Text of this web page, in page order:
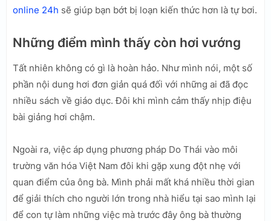
online 24h sẽ giúp bạn bớt bị loạn kiến thức hơn là tự bơi.
Những điểm mình thấy còn hơi vướng
Tất nhiên không có gì là hoàn hảo. Như mình nói, một số
phần nội dung hơi đơn giản quá đối với những ai đã đọc
nhiều sách về giáo dục. Đôi khi mình cảm thấy nhịp điệu
bài giảng hơi chậm.
Ngoài ra, việc áp dụng phương pháp Do Thái vào môi
trường văn hóa Việt Nam đôi khi gặp xung đột nhẹ với
quan điểm của ông bà. Mình phải mất khá nhiều thời gian
để giải thích cho người lớn trong nhà hiểu tại sao mình lại
để con tự làm những việc mà trước đây ông bà thường